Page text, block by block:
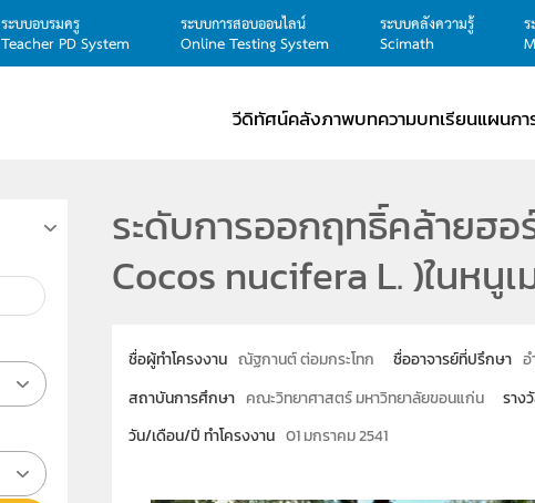
ระบบอบรมครู
Teacher PD System
ระบบการสอบออนไลน์
Online Testing System
ระบบคลังความรู้
Scimath
วีดิทัศน์คลังภาพบทความบทเรียนแผนก
ระดับการออกฤทธิ์คล้ายฮอ
Cocos nucifera L. )ในหนู
ชื่อผู้ทำโครงงาน ณัฐกานต์ ต่อมกระโทก ชื่ออาจารย์ที่ปรึกษา
สถาบันการศึกษา คณะวิทยาศาสตร์ มหาวิทยาลัยขอนแก่น ราง
วัน/เดือน/ปี ทำโครงงาน 01 มกราคม 2541